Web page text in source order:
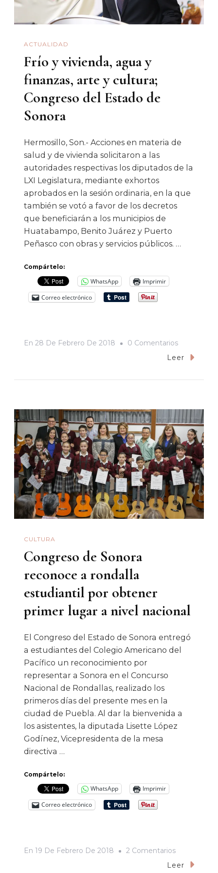
Estado
ACTUALIDAD
Frío y vivienda, agua y
finanzas, arte y cultura;
Congreso del Estado de
Sonora
Hermosillo, Son.- Acciones en materia de
salud y de vivienda solicitaron a las
autoridades respectivas los diputados de la
LXI Legislatura, mediante exhortos
aprobados en la sesión ordinaria, en la que
también se votó a favor de los decretos
que beneficiarán a los municipios de
Huatabampo, Benito Juárez y Puerto
Peñasco con obras y servicios públicos. …
Compártelo:
WhatsApp
Imprimir
Correo electrónico
En 28 De Febrero De 2018 0 ComentariosEn
Frío
Y
Finanzas,
Arte
Y
Cultura;
Congreso
Del
Estado
Leer
CULTURA
Congreso de Sonora
reconoce a rondalla
estudiantil por obtener
primer lugar a nivel nacional
El Congreso del Estado de Sonora entregó
a estudiantes del Colegio Americano del
Pacífico un reconocimiento por
representar a Sonora en el Concurso
Nacional de Rondallas, realizado los
primeros días del presente mes en la
ciudad de Puebla. Al dar la bienvenida a
los asistentes, la diputada Lisette López
Godínez, Vicepresidenta de la mesa
directiva …
Compártelo:
WhatsApp
Imprimir
Correo electrónico
En 19 De Febrero De 2018 2 ComentariosEn
Congreso
Leer